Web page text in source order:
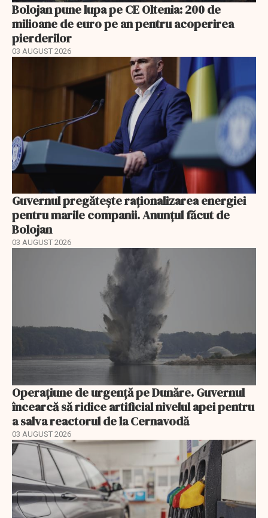
Bolojan pune lupa pe CE Oltenia: 200 de
milioane de euro pe an pentru acoperirea
pierderilor
03 AUGUST 2026
Guvernul pregătește raționalizarea energiei
pentru marile companii. Anunțul făcut de
Bolojan
03 AUGUST 2026
Operațiune de urgență pe Dunăre. Guvernul
încearcă să ridice artificial nivelul apei pentru
a salva reactorul de la Cernavodă
03 AUGUST 2026